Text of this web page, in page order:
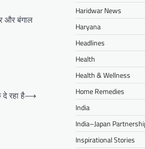
और बंगाल
रहा है⟶
Haridwar News
Haryana
Headlines
Health
Health & Wellness
Home Remedies
India
India–Japan
Inspirational Stories